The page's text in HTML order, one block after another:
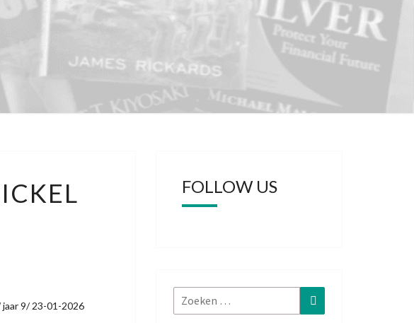
9/ 23-01-2026
FOLLOW US
Zoeken
naar:
Zoeken